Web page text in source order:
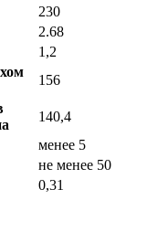
230
2.68
1,2
156
140,4
менее 5
не менее 50
0,31